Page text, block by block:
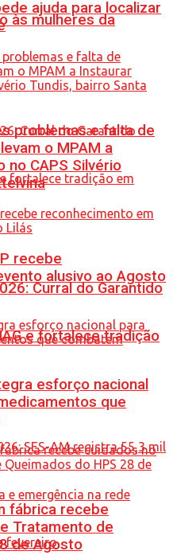
às mulheres da
Curral do Garantido
e fortalece tradição
ajuda para localizar
problemas e falta de
o MPAM a
no CAPS Silvério
recebe
alusivo ao Agosto
esforço nacional
que
fábrica recebe
Tratamento de
de Agosto